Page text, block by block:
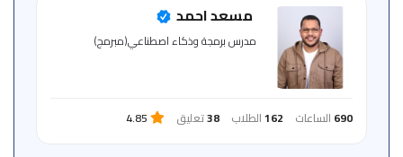
مسعد احمد
مدرس برمجة وذكاء اصطناعي(مبرمج)
690 الساعات 162الطلاب 38تعليق 4.85